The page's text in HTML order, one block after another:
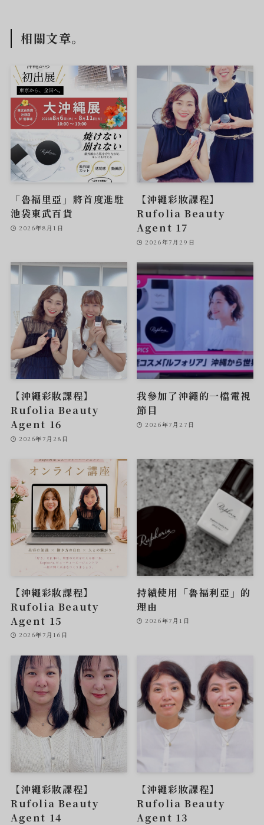
相關文章。
「魯福里亞」將首度進駐
池袋東武百貨
2026年8月1日
【沖繩彩妝課程】
Rufolia Beauty
Agent 17
2026年7月29日
【沖繩彩妝課程】
Rufolia Beauty
Agent 16
2026年7月28日
我參加了沖繩的一檔電視
節目
2026年7月27日
【沖繩彩妝課程】
Rufolia Beauty
Agent 15
2026年7月16日
持續使用「魯福利亞」的
理由
2026年7月1日
【沖繩彩妝課程】
Rufolia Beauty
Agent 14
【沖繩彩妝課程】
Rufolia Beauty
Agent 13